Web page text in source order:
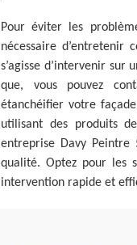
Pour éviter les
nécessaire d’entretenir
s’agisse d’intervenir sur
que, vous pouvez
étanchéifier votre
utilisant des produits
entreprise Davy
qualité. Optez pour les
intervention rapide et